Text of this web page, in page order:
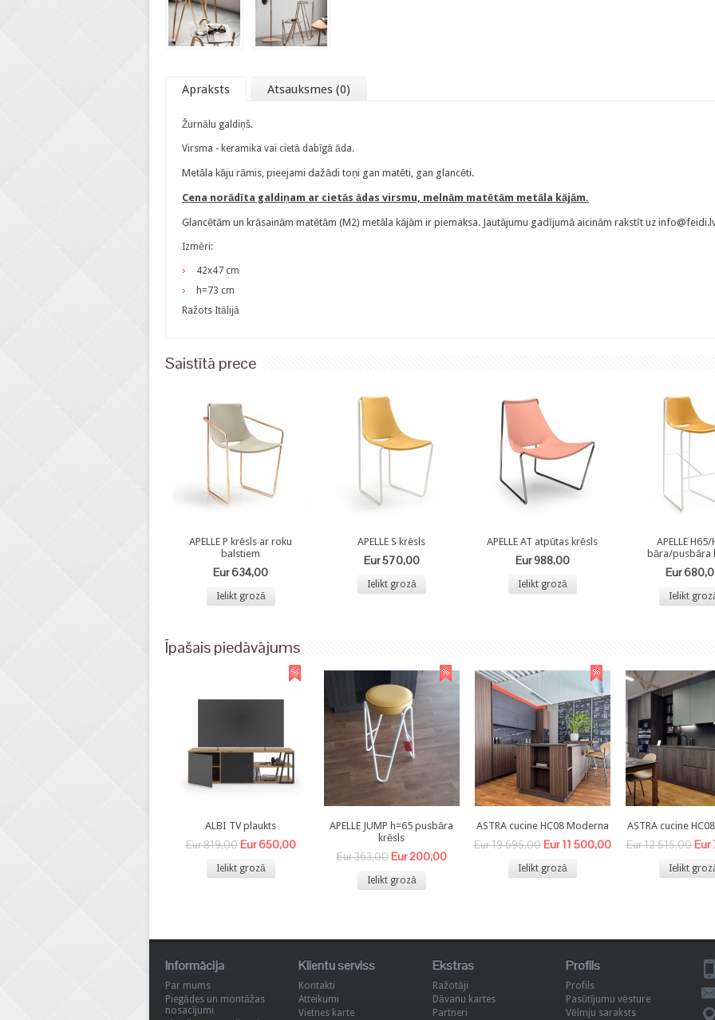
Apraksts Atsauksmes (0)
Žurnālu galdiņš.
Virsma - keramika vai cietā dabīgā āda.
Metāla kāju rāmis, pieejami dažādi toņi gan matēti, gan glancēti.
Cena norādīta galdiņam ar cietās ādas virsmu, melnām matētām metāla kājām.
Glancētām un krāsainām matētām (M2) metāla kājām ir piemaksa. Jautājumu gadījumā aicinām rakstīt uz
Izmēri:
42x47 cm
h=73 cm
Ražots Itālijā
Saistītā prece
APELLE P krēsls ar roku
balstiem
Eur 634,00
Ielikt grozā
APELLE S krēsls
Eur 570,00
Ielikt grozā
APELLE AT atpūtas krēsls
Eur 988,00
Ielikt grozā
APELLE H65/
bāra/pusbāra
Eur
Ielikt
Īpašais piedāvājums
ALBI TV plaukts
Eur 819,00 Eur 650,00
Ielikt grozā
APELLE JUMP h=65 pusbāra
krēsls
Eur 363,00 Eur 200,00
Ielikt grozā
ASTRA cucine HC08 Moderna
Eur 19 695,00 Eur 11 500,00
Ielikt grozā
ASTRA cucine
Eur 12 515,00Eur
Ielikt
Informācija
Par mums
Piegādes un montāžas
nosacījumi
Klientu serviss
Kontakti
Atteikumi
Vietnes karte
Ekstras
Ražotāji
Dāvanu kartes
Partneri
Profils
Profils
Pasūtījumu vēsture
Vēlmju saraksts